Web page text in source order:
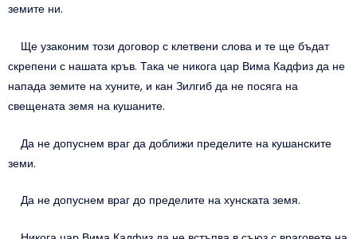
земите ни.
Ще узаконим този договор с клетвени слова и те ще бъдат
скрепени с нашата кръв. Така че никога цар Вима Кадфиз да не
напада земите на хуните, и кан Зилгиб да не посяга на
свещената земя на кушаните.
Да не допуснем враг да доближи пределите на кушанските
земи.
Да не допуснем враг до пределите на хунската земя.